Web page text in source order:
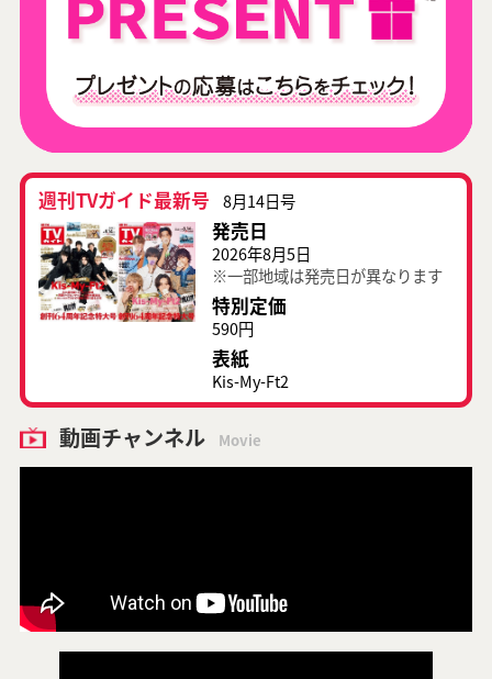
週刊TVガイド最新号 8月14日号
発売日
2026年8月5日
※一部地域は発売日が異なります
特別定価
590円
表紙
Kis-My-Ft2
動画チャンネル Movie